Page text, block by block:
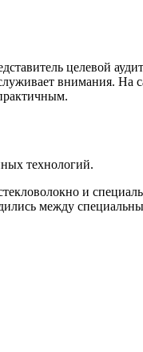
целевой
внимания. На
технологий.
и
между